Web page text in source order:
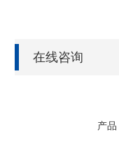
在线咨询
产品